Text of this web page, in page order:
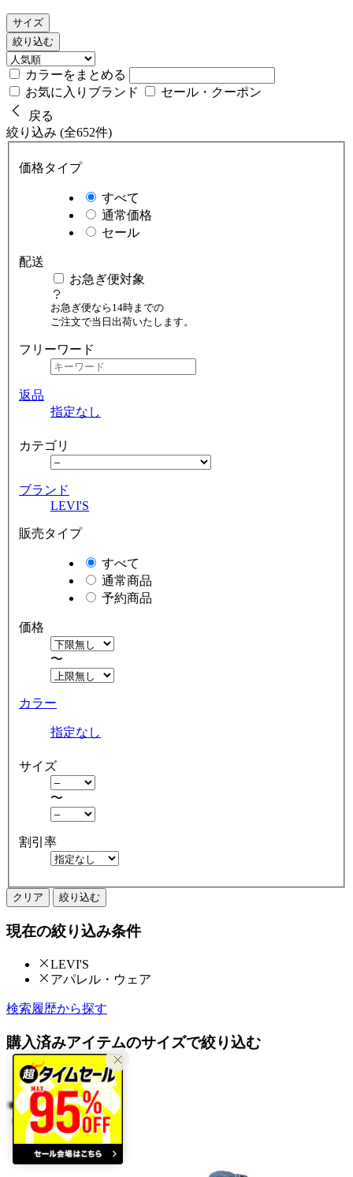
サイズ
絞り込む
カラーをまとめる
お気に入りブランド
セール・クーポン
戻る
絞り込み (全652件)
価格タイプ
すべて
通常価格
セール
配送
お急ぎ便対象
お急ぎ便なら14時までの
ご注文で当日出荷いたします。
フリーワード
返品
指定なし
カテゴリ
ブランド
LEVI'S
販売タイプ
すべて
通常商品
予約商品
価格
〜
カラー
指定なし
サイズ
〜
割引率
クリア 絞り込む
現在の絞り込み条件
LEVI'S
アパレル・ウェア
検索履歴から探す
購入済みアイテムのサイズで絞り込む